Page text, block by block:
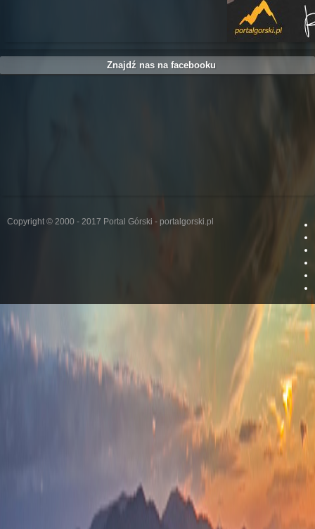
Znajdź nas na facebooku
Copyright © 2000 - 2017 Portal Górski - portalgorski.pl